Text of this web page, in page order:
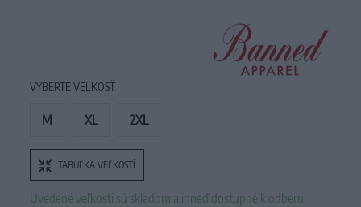
VYBERTE VEĽKOSŤ
M XL 2XL
TABUĽKA VEĽKOSTÍ
Uvedené veľkosti sú skladom a ihneď dostupné k odberu.